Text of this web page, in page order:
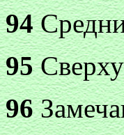
94
95Сверху
96